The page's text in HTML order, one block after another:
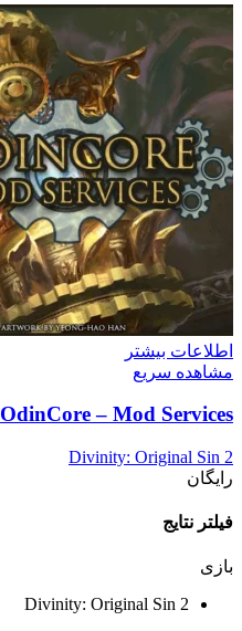
اطلاعات بیشتر
مشاهده سریع
OdinCore – Mod Services
Divinity: Original Sin 2
رایگان
فیلتر نتایج
بازی
Divinity: Original Sin 2